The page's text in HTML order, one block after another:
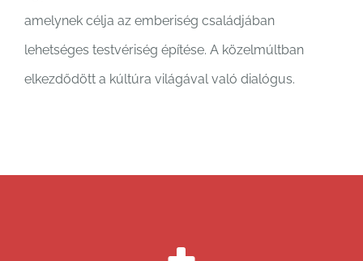
amelynek célja az emberiség családjában
lehetséges testvériség építése. A közelmúltban
elkezdődött a kúltúra világával való dialógus.